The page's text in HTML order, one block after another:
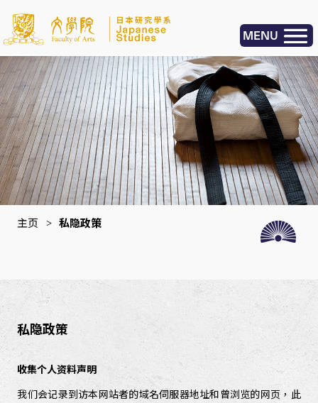
MENU
主页 > 私隐政策
私隐政策
收集个人资料声明
我们会记录到访本网站者的域名伺服器地址和曾浏览的网页，此